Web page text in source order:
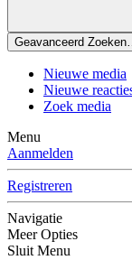
Geavanceerd
Nieuwe media
Nieuwe
Zoek media
Menu
Aanmelden
Registreren
Navigatie
Meer Opties
Sluit Menu